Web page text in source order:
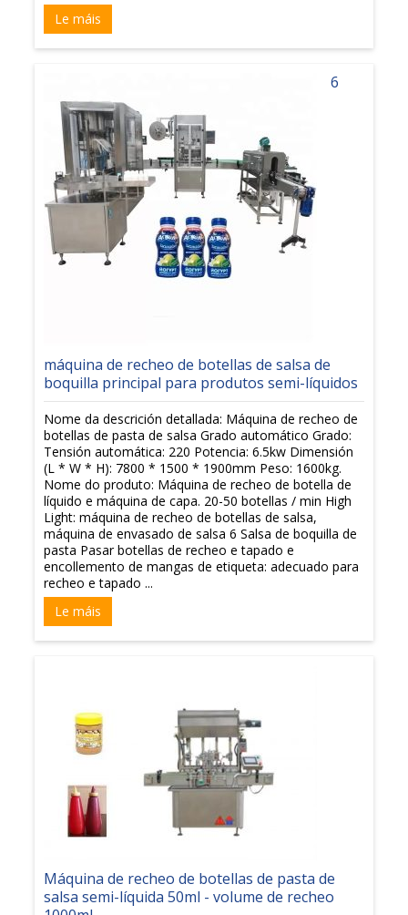
Le máis
6
máquina de recheo de botellas de salsa de
boquilla principal para produtos semi-líquidos
Nome da descrición detallada: Máquina de recheo de
botellas de pasta de salsa Grado automático Grado:
Tensión automática: 220 Potencia: 6.5kw Dimensión
(L * W * H): 7800 * 1500 * 1900mm Peso: 1600kg.
Nome do produto: Máquina de recheo de botella de
líquido e máquina de capa. 20-50 botellas / min High
Light: máquina de recheo de botellas de salsa,
máquina de envasado de salsa 6 Salsa de boquilla de
pasta Pasar botellas de recheo e tapado e
encollemento de mangas de etiqueta: adecuado para
recheo e tapado ...
Le máis
Máquina de recheo de botellas de pasta de
salsa semi-líquida 50ml - volume de recheo